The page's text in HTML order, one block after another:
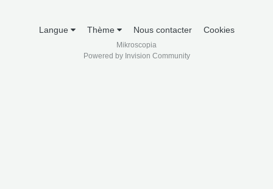
Langue Thème Nous contacter Cookies
Mikroscopia
Powered by Invision Community